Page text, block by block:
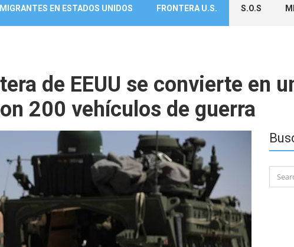
MIGRANTES EN ESTADOS UNIDOS FRONTERA U.S. S.O.S
de EEUU se convierte en
200 vehículos de guerra
for: